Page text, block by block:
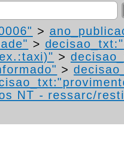
>
>
>
>
NT - ressarc/